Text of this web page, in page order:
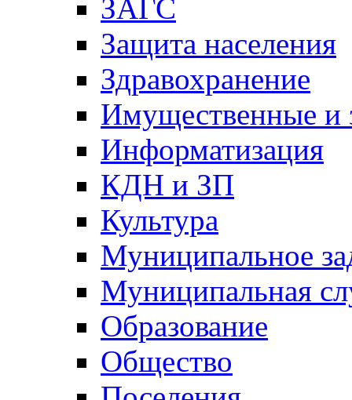
ЗАГС
Защита населения
Здравохранение
Имущественные и
Информатизация
КДН и ЗП
Культура
Муниципальное
Муниципальная
Образование
Общество